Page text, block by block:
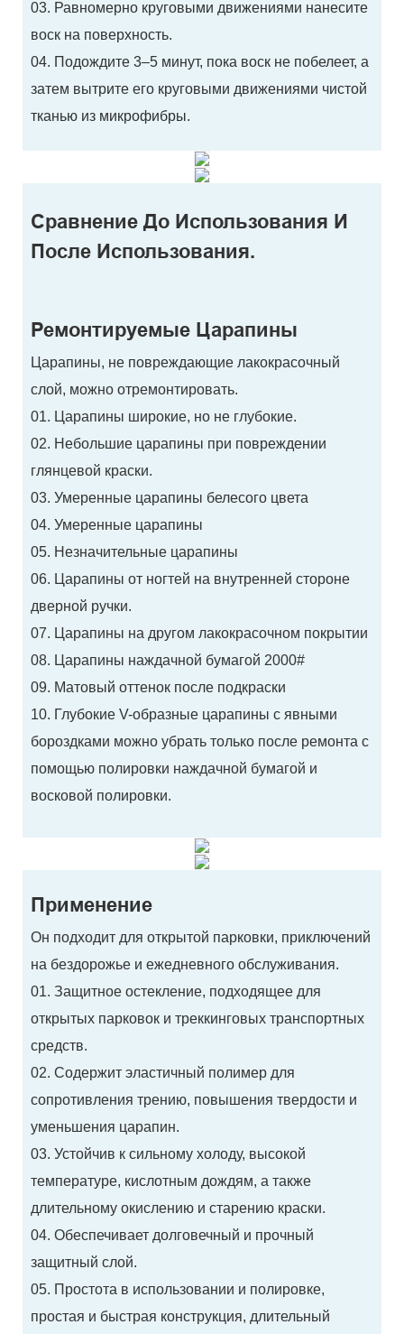
Применение
Он подходит для открытой парковки, приключений
на бездорожье и ежедневного обслуживания.
01. Защитное остекление, подходящее для
открытых парковок и треккинговых транспортных
средств.
02. Содержит эластичный полимер для
сопротивления трению, повышения твердости и
уменьшения царапин.
03. Устойчив к сильному холоду, высокой
температуре, кислотным дождям, а также
длительному окислению и старению краски.
04. Обеспечивает долговечный и прочный
защитный слой.
05. Простота в использовании и полировке,
простая и быстрая конструкция, длительный
Ремонтируемые Царапины
Царапины, не повреждающие лакокрасочный
слой, можно отремонтировать.
01. Царапины широкие, но не глубокие.
02. Небольшие царапины при повреждении
глянцевой краски.
03. Умеренные царапины белесого цвета
04. Умеренные царапины
05. Незначительные царапины
06. Царапины от ногтей на внутренней стороне
дверной ручки.
07. Царапины на другом лакокрасочном покрытии
08. Царапины наждачной бумагой 2000#
09. Матовый оттенок после подкраски
10. Глубокие V-образные царапины с явными
бороздками можно убрать только после ремонта с
помощью полировки наждачной бумагой и
восковой полировки.
Сравнение До Использования И
После Использования.
03. Равномерно круговыми движениями нанесите
воск на поверхность.
04. Подождите 3–5 минут, пока воск не побелеет, а
затем вытрите его круговыми движениями чистой
тканью из микрофибры.